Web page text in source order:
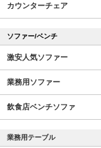
カウンターチェア
ソファー/ベンチ
激安人気ソファー
業務用ソファー
飲食店ベンチソファ
業務用テーブル